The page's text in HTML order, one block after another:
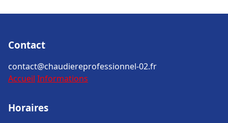
Contact
contact@chaudiereprofessionnel-02.fr
Accueil Informations
Horaires